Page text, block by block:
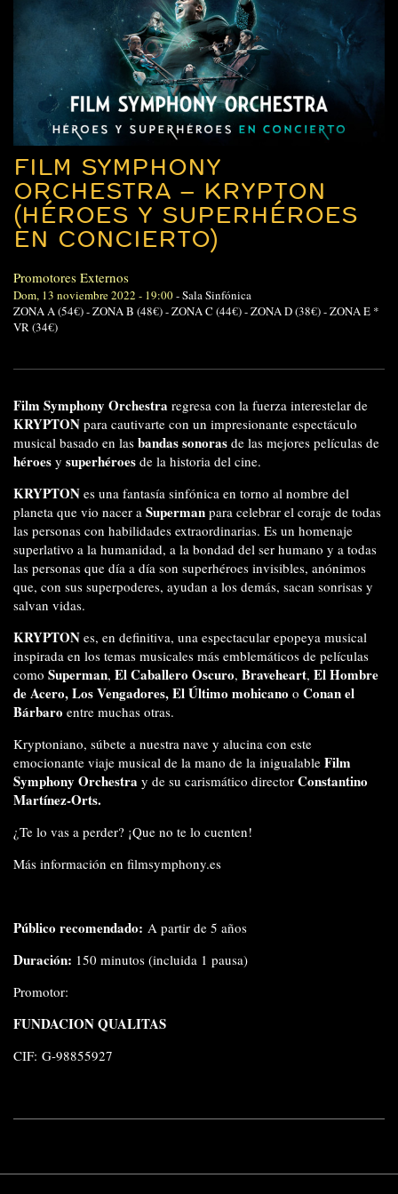
FILM SYMPHONY
ORCHESTRA – KRYPTON
(HÉROES Y SUPERHÉROES
EN CONCIERTO)
Promotores Externos
Dom, 13 noviembre 2022 - 19:00-Sala Sinfónica
ZONA A (54€) - ZONA B (48€) - ZONA C (44€) - ZONA D (38€) - ZONA E *
VR (34€)
Film Symphony Orchestra regresa con la fuerza interestelar de
KRYPTON para cautivarte con un impresionante espectáculo
musical basado en las bandas sonoras de las mejores películas de
héroes y superhéroes de la historia del cine.
KRYPTON es una fantasía sinfónica en torno al nombre del
planeta que vio nacer a Superman para celebrar el coraje de todas
las personas con habilidades extraordinarias. Es un homenaje
superlativo a la humanidad, a la bondad del ser humano y a todas
las personas que día a día son superhéroes invisibles, anónimos
que, con sus superpoderes, ayudan a los demás, sacan sonrisas y
salvan vidas.
KRYPTON es, en definitiva, una espectacular epopeya musical
inspirada en los temas musicales más emblemáticos de películas
como Superman, El Caballero Oscuro, Braveheart, El Hombre
de Acero, Los Vengadores, El Último mohicano o Conan el
Bárbaro entre muchas otras.
Kryptoniano, súbete a nuestra nave y alucina con este
emocionante viaje musical de la mano de la inigualable Film
Symphony Orchestra y de su carismático director Constantino
Martínez-Orts.
¿Te lo vas a perder? ¡Que no te lo cuenten!
Más información en filmsymphony.es
Público recomendado: A partir de 5 años
Duración: 150 minutos (incluida 1 pausa)
Promotor:
FUNDACION QUALITAS
CIF: G-98855927